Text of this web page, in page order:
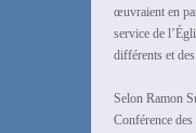
œuvraient en
service de
différents et
Selon Ramon
Conférence